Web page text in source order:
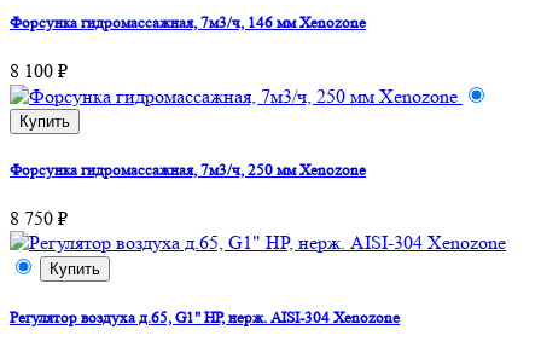
Форсунка гидромассажная, 7м3/ч, 146 мм Xenozone
8 100 ₽
Купить
Форсунка гидромассажная, 7м3/ч, 250 мм Xenozone
8 750 ₽
Купить
Регулятор воздуха д.65, G1" НР, нерж. AISI-304 Xenozone